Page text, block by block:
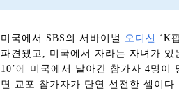
미국에서 SBS 의 서바이벌 오디션 ‘K
파견됐고 , 미국에서 자라는 자녀가 있
10’에 미국에서 날아간 참가자 4명이
면 교포 참가자가 단연 선전한 셈이다.